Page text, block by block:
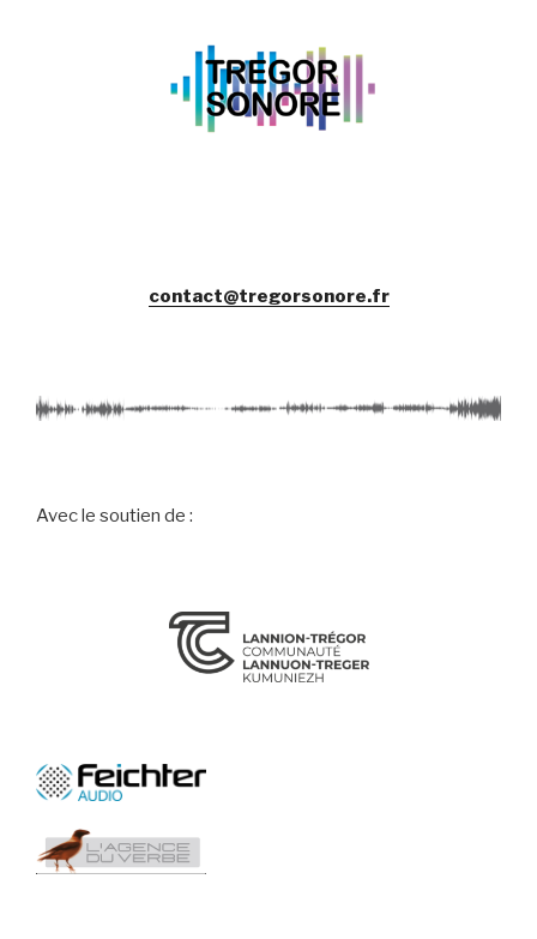
contact@tregorsonore.fr
Avec le soutien de :